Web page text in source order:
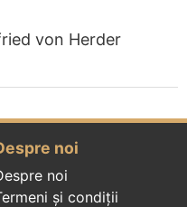
von Herder
noi
noi
și condiții